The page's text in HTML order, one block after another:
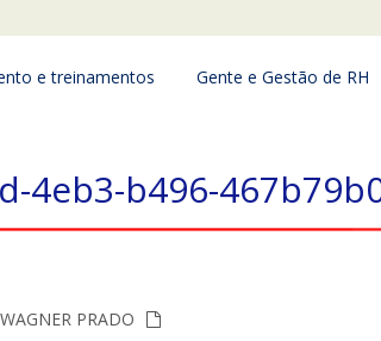
e treinamentos Gente e Gestão de RH
4eb3-b496-
WAGNER PRADO